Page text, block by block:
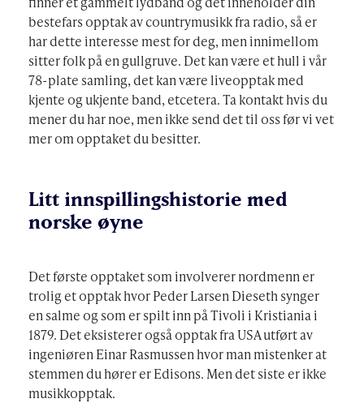
bestefars opptak av countrymusikk fra radio, så er
har dette interesse mest for deg, men innimellom
sitter folk på en gullgruve. Det kan være et hull i vår
78-plate samling, det kan være liveopptak med
kjente og ukjente band, etcetera. Ta kontakt hvis du
mener du har noe, men ikke send det til oss før vi vet
mer om opptaket du besitter.
Litt innspillingshistorie med
norske øyne
Det første opptaket som involverer nordmenn er
trolig et opptak hvor Peder Larsen Dieseth synger
en salme og som er spilt inn på Tivoli i Kristiania i
1879. Det eksisterer også opptak fra USA utført av
ingeniøren Einar Rasmussen hvor man mistenker at
stemmen du hører er Edisons. Men det siste er ikke
musikkopptak.